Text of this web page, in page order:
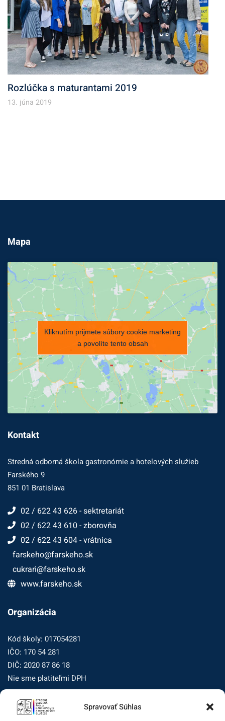
Spravovať Súhlas
Rozlúčka s maturantami 2019
13. júna 2019
Mapa
Kliknutím prijmete súbory cookie marketing
a povolíte tento obsah
Kontakt
Stredná odborná škola gastronómie a hotelových služieb
Farského 9
851 01 Bratislava
02 / 622 43 626 - sektretariát
02 / 622 43 610 - zborovňa
02 / 622 43 604 - vrátnica
farskeho@farskeho.sk
cukrari@farskeho.sk
www.farskeho.sk
Organizácia
Kód školy: 017054281
IČO: 170 54 281
DIČ: 2020 87 86 18
Nie sme platiteľmi DPH
Zásady ochrany osobných údajov